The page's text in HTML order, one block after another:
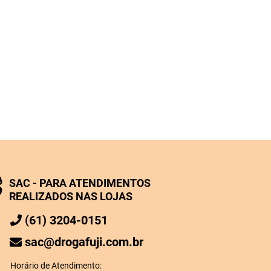
SAC - PARA ATENDIMENTOS
REALIZADOS NAS LOJAS
(61) 3204-0151
sac@drogafuji.com.br
Horário de Atendimento: